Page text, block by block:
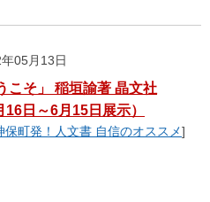
05月13日
こそ」 稲垣諭著 晶文社
16日～6月15日展示）
保町発！人文書 自信のオススメ]